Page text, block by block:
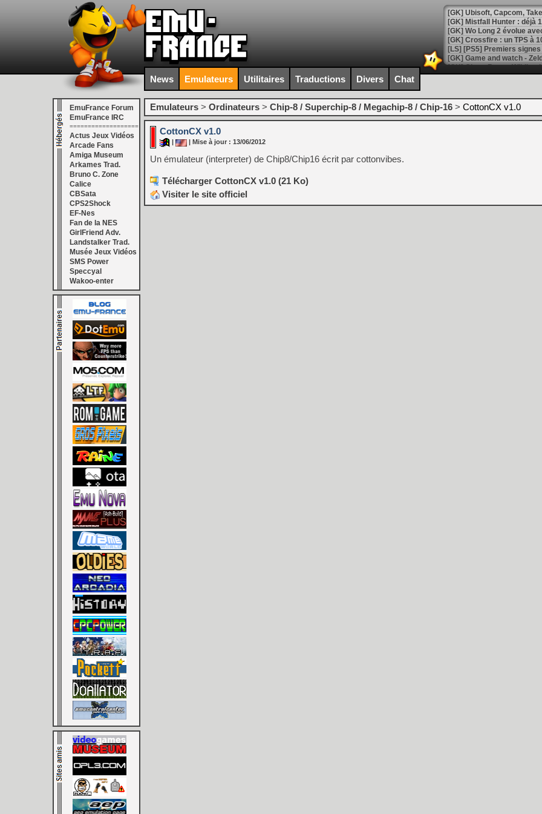
[GK] Mistfall Hunter : déjà
[GK] Wo Long 2 évolue
[GK] Crossfire : un TPS à
[LS] [PS5] Premiers
[Mo5] DOOM arrive en
[GK] Bethesda fête les 30
[GK] Roblox : l'action en
[GK] Agenda - GeForce
[LS] [PS5] ps5-y2jb-
[GK] Pourquoi Marvel
[GK] Test : Restory : Chill
[GK] GTA 6 : Rockstar
[GK] Hot Wheels Infinite
[GK] Mémoire cash -
[GK] Résultats Nintendo :
[GK] Déjà des
[Mo5] Brickboy cherche à
[GK] Minecraft et ses «
[GK] Beast of
[GK] Mémoire cash -
[GK] Dan Houser (GTA)
[GK] Comment EA Sports
[GK] Crimson Moon : un
[GK] Isle of Reveries : le
[GK] Moonlighter 2 : The
[GK] Capcom relance
[Mo5] Deux inédits du
News Emulateurs Utilitaires Traductions Divers Chat
EmuFrance Forum
EmuFrance IRC
===================
Actus Jeux Vidéos
Arcade Fans
Amiga Museum
Arkames Trad.
Bruno C. Zone
Calice
CBSata
CPS2Shock
EF-Nes
Fan de la NES
GirlFriend Adv.
Landstalker Trad.
Musée Jeux Vidéos
SMS Power
Speccyal
Wakoo-enter
Emulateurs > Ordinateurs > Chip-8 / Superchip-8 / Megachip-8 / Chip-16 > CottonCX v1.0
CottonCX v1.0
| Mise à jour : 13/06/2012
Un émulateur (interpreter) de Chip8/Chip16 écrit par cottonvibes.
Télécharger CottonCX v1.0 (21 Ko)
Visiter le site officiel